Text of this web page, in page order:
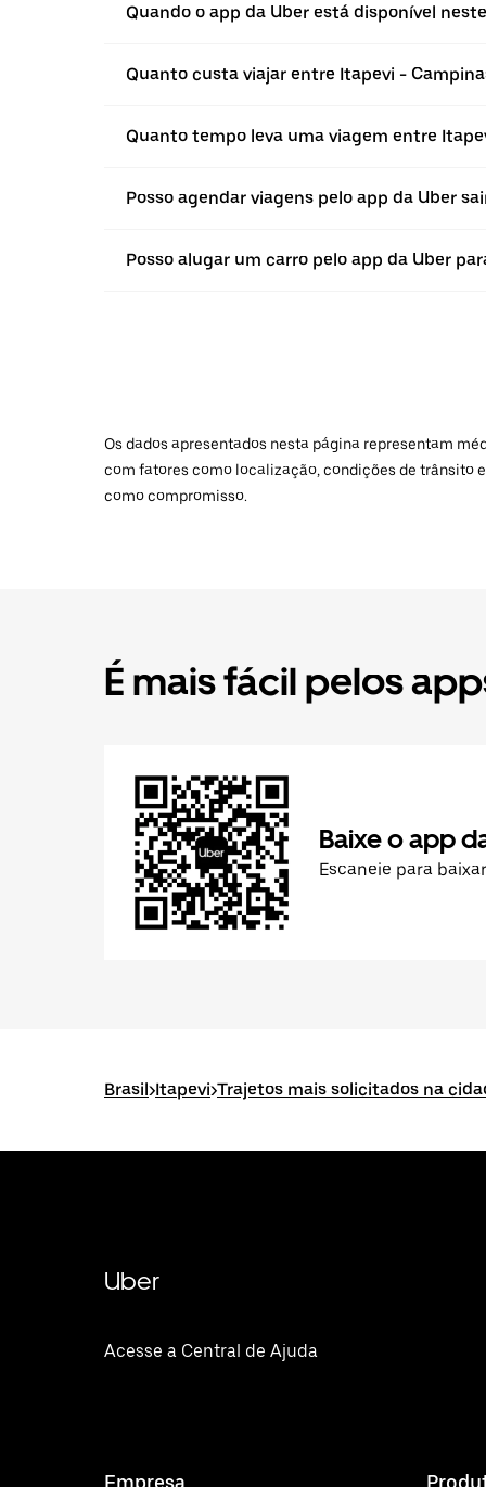
Quando o app da Uber está disponível
Quanto custa viajar entre Itapevi -
Quanto tempo leva uma viagem entre
Posso agendar viagens pelo app da Uber
Posso alugar um carro pelo app da Uber
Os dados apresentados nesta página representam
com fatores como localização, condições de trânsito
como compromisso.
É mais fácil pelos
Baixe o app
Escaneie para baixar
Brasil>Itapevi>Trajetos mais solicitados na
Uber
Acesse a Central de Ajuda
Empresa